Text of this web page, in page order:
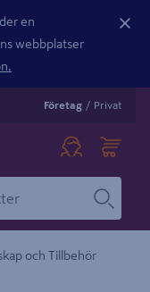
en
webbplatser
Företag / Privat
och Tillbehör